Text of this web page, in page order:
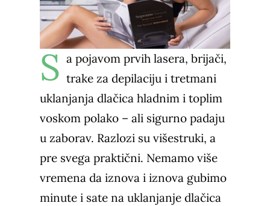
S a pojavom prvih lasera, brijači,
trake za depilaciju i tretmani
uklanjanja dlačica hladnim i toplim
voskom polako – ali sigurno padaju
u zaborav. Razlozi su višestruki, a
pre svega praktični. Nemamo više
vremena da iznova i iznova gubimo
minute i sate na uklanjanje dlačica